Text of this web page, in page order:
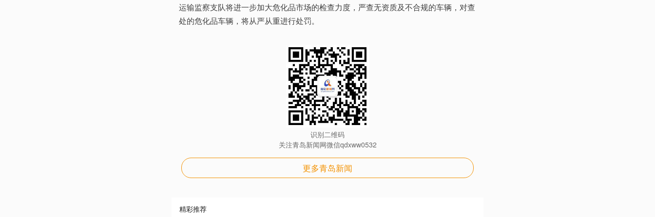
运输监察支队将进一步加大危化品市场的检查力度，严查无资质及不合规的车辆，对查
处的危化品车辆，将从严从重进行处罚。
识别二维码
关注青岛新闻网微信qdxww0532
更多青岛新闻
精彩推荐